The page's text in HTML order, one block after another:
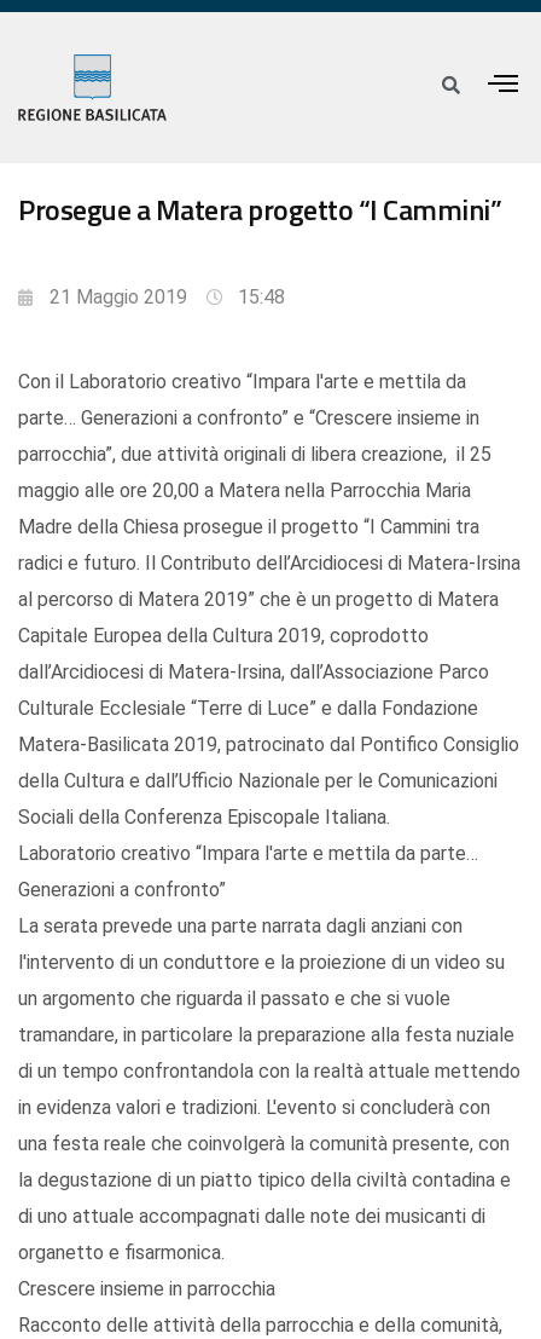
Prosegue a Matera progetto “I Cammini”
21 Maggio 2019 15:48
Con il Laboratorio creativo “Impara l'arte e mettila da
parte… Generazioni a confronto” e “Crescere insieme in
parrocchia”, due attività originali di libera creazione, il 25
maggio alle ore 20,00 a Matera nella Parrocchia Maria
Madre della Chiesa prosegue il progetto “I Cammini tra
radici e futuro. Il Contributo dell’Arcidiocesi di Matera-Irsina
al percorso di Matera 2019” che è un progetto di Matera
Capitale Europea della Cultura 2019, coprodotto
dall’Arcidiocesi di Matera-Irsina, dall’Associazione Parco
Culturale Ecclesiale “Terre di Luce” e dalla Fondazione
Matera-Basilicata 2019, patrocinato dal Pontifico Consiglio
della Cultura e dall’Ufficio Nazionale per le Comunicazioni
Sociali della Conferenza Episcopale Italiana.
Laboratorio creativo “Impara l'arte e mettila da parte…
Generazioni a confronto”
La serata prevede una parte narrata dagli anziani con
l'intervento di un conduttore e la proiezione di un video su
un argomento che riguarda il passato e che si vuole
tramandare, in particolare la preparazione alla festa nuziale
di un tempo confrontandola con la realtà attuale mettendo
in evidenza valori e tradizioni. L'evento si concluderà con
una festa reale che coinvolgerà la comunità presente, con
la degustazione di un piatto tipico della civiltà contadina e
di uno attuale accompagnati dalle note dei musicanti di
organetto e fisarmonica.
Crescere insieme in parrocchia
Racconto delle attività della parrocchia e della comunità,